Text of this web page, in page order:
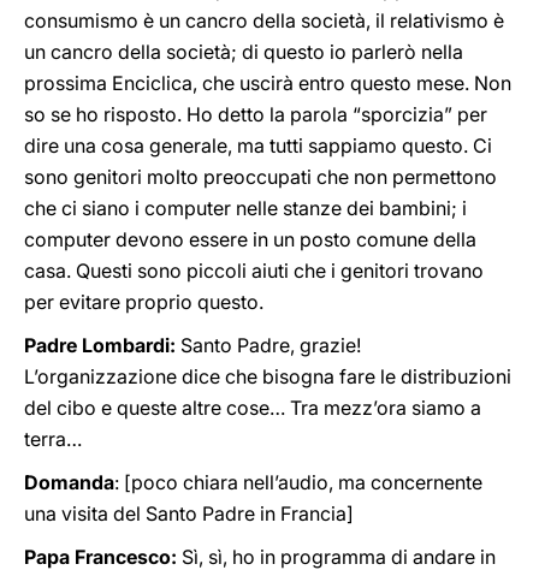
consumismo è un cancro della società, il relativismo è
un cancro della società; di questo io parlerò nella
prossima Enciclica, che uscirà entro questo mese. Non
so se ho risposto. Ho detto la parola “sporcizia” per
dire una cosa generale, ma tutti sappiamo questo. Ci
sono genitori molto preoccupati che non permettono
che ci siano i computer nelle stanze dei bambini; i
computer devono essere in un posto comune della
casa. Questi sono piccoli aiuti che i genitori trovano
per evitare proprio questo.
Padre Lombardi: Santo Padre, grazie!
L’organizzazione dice che bisogna fare le distribuzioni
del cibo e queste altre cose… Tra mezz’ora siamo a
terra…
Domanda: [poco chiara nell’audio, ma concernente
una visita del Santo Padre in Francia]
Papa Francesco: Sì, sì, ho in programma di andare in